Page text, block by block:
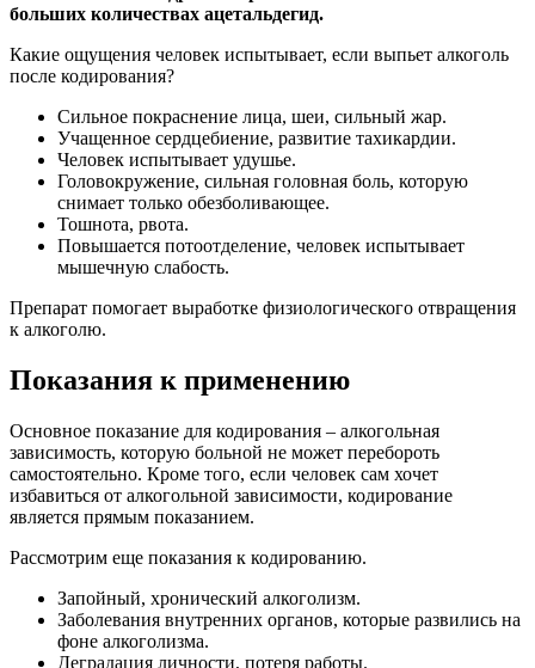
больших количествах ацетальдегид.
Какие ощущения человек испытывает, если выпьет алкоголь
после кодирования?
Сильное покраснение лица, шеи, сильный жар.
Учащенное сердцебиение, развитие тахикардии.
Человек испытывает удушье.
Головокружение, сильная головная боль, которую
снимает только обезболивающее.
Тошнота, рвота.
Повышается потоотделение, человек испытывает
мышечную слабость.
Препарат помогает выработке физиологического отвращения
к алкоголю.
Показания к применению
Основное показание для кодирования – алкогольная
зависимость, которую больной не может перебороть
самостоятельно. Кроме того, если человек сам хочет
избавиться от алкогольной зависимости, кодирование
является прямым показанием.
Рассмотрим еще показания к кодированию.
Запойный, хронический алкоголизм.
Заболевания внутренних органов, которые развились на
фоне алкоголизма.
Деградация личности, потеря работы.